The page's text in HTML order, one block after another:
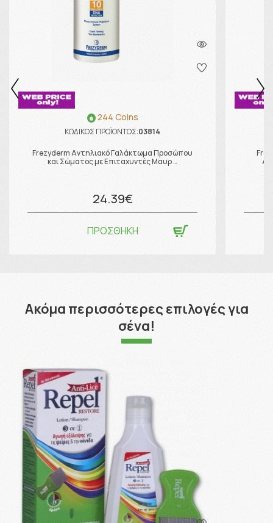
244 Coins
ΚΩΔΙΚΟΣ ΠΡΟΪΟΝΤΟΣ:03814
Frezyderm Αντηλιακό Γαλάκτωμα Προσώπου
και Σώματος με Επιταχυντές Μαυρ …
24.39€
ΠΡΟΣΘΗΚΗ
Ακόμα περισσότερες επιλογές για
σένα!